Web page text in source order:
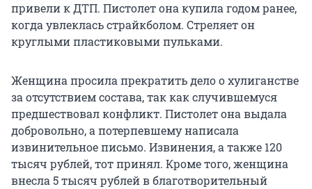
привели к ДТП. Пистолет она купила годом ранее,
когда увлеклась страйкболом. Стреляет он
круглыми пластиковыми пульками.
Женщина просила прекратить дело о хулиганстве
за отсутствием состава, так как случившемуся
предшествовал конфликт. Пистолет она выдала
добровольно, а потерпевшему написала
извинительное письмо. Извинения, а также 120
тысяч рублей, тот принял. Кроме того, женщина
внесла 5 тысяч рублей в благотворительный